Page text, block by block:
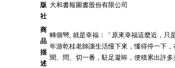
版
社
大和書報圖書股份有限公司
商
品
描
述
轉個彎, 就是幸福：「原來幸福這麼近，只
年游乾桂老師讓生活慢下來，懂得停一下，
聞、問、切一番，駐足凝眸，便積累出許多